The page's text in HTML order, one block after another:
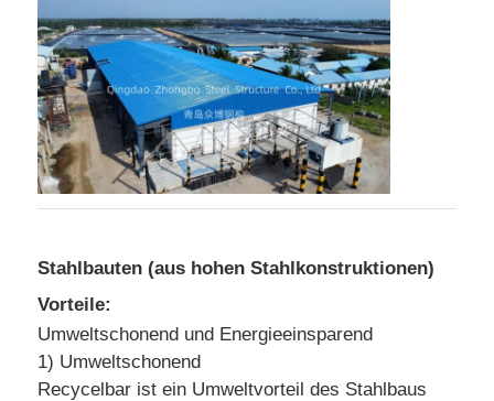
Stahlbauten (aus hohen Stahlkonstruktionen)
Vorteile:
Umweltschonend und Energieeinsparend
1) Umweltschonend
Recycelbar ist ein Umweltvorteil des Stahlbaus